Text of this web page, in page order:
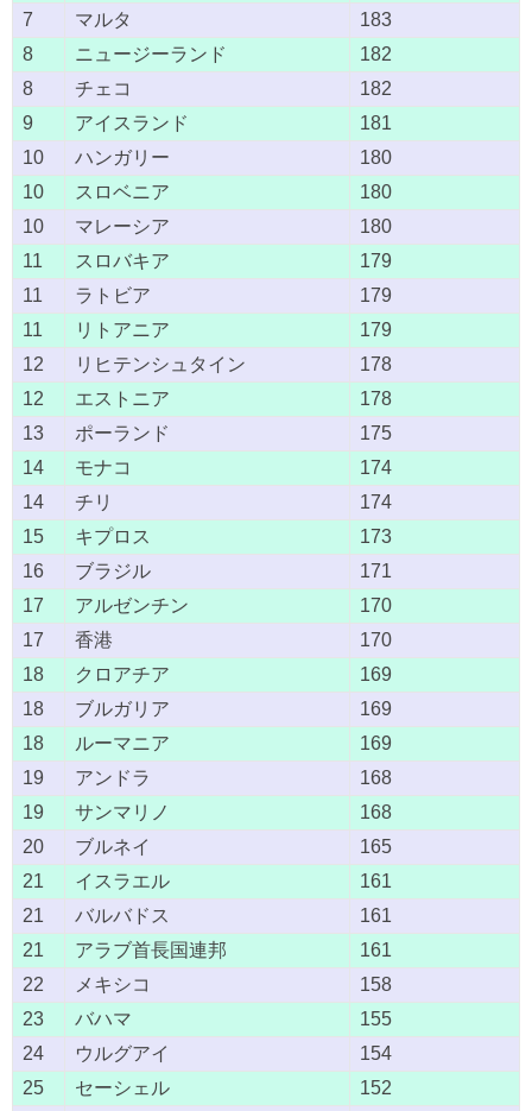
7
マルタ
183
8
ニュージーランド
182
8
チェコ
182
9
アイスランド
181
10
ハンガリー
180
10
スロベニア
180
10
マレーシア
180
11
スロバキア
179
11
ラトビア
179
11
リトアニア
179
12
リヒテンシュタイン
178
12
エストニア
178
13
ポーランド
175
14
モナコ
174
14
チリ
174
15
キプロス
173
16
ブラジル
171
17
アルゼンチン
170
17
香港
170
18
クロアチア
169
18
ブルガリア
169
18
ルーマニア
169
19
アンドラ
168
19
サンマリノ
168
20
ブルネイ
165
21
イスラエル
161
21
バルバドス
161
21
アラブ首長国連邦
161
22
メキシコ
158
23
バハマ
155
24
ウルグアイ
154
25
セーシェル 152